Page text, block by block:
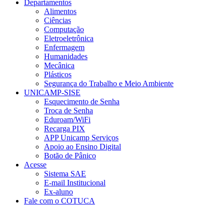
Departamentos
Alimentos
Ciências
Computação
Eletroeletrônica
Enfermagem
Humanidades
Mecânica
Plásticos
Segurança do Trabalho e Meio Ambiente
UNICAMP-SISE
Esquecimento de Senha
Troca de Senha
Eduroam/WiFi
Recarga PIX
APP Unicamp Serviços
Apoio ao Ensino Digital
Botão de Pânico
Acesse
Sistema SAE
E-mail Institucional
Ex-aluno
Fale com o COTUCA